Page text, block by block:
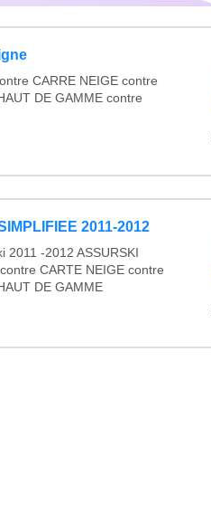
CARRE NEIGE contre
DE GAMME contre
2011-2012
2011 -2012 ASSURSKI
CARTE NEIGE contre
DE GAMME